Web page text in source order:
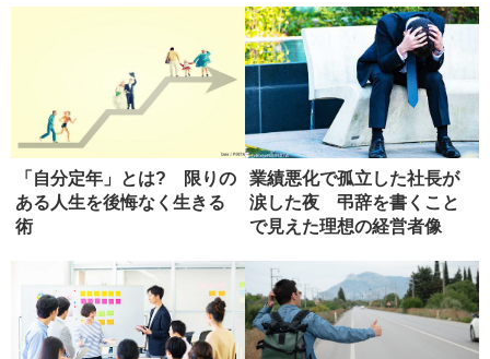
「自分定年」とは? 限りの
ある人生を後悔なく生きる
術
業績悪化で孤立した社長が
涙した夜 弔辞を書くこと
で見えた理想の経営者像